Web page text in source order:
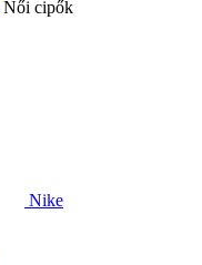
Női cipők
Nike